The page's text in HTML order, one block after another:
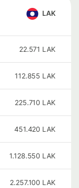
LAK
22.571 LAK
112.855 LAK
225.710 LAK
451.420 LAK
1.128.550 LAK
2.257.100 LAK